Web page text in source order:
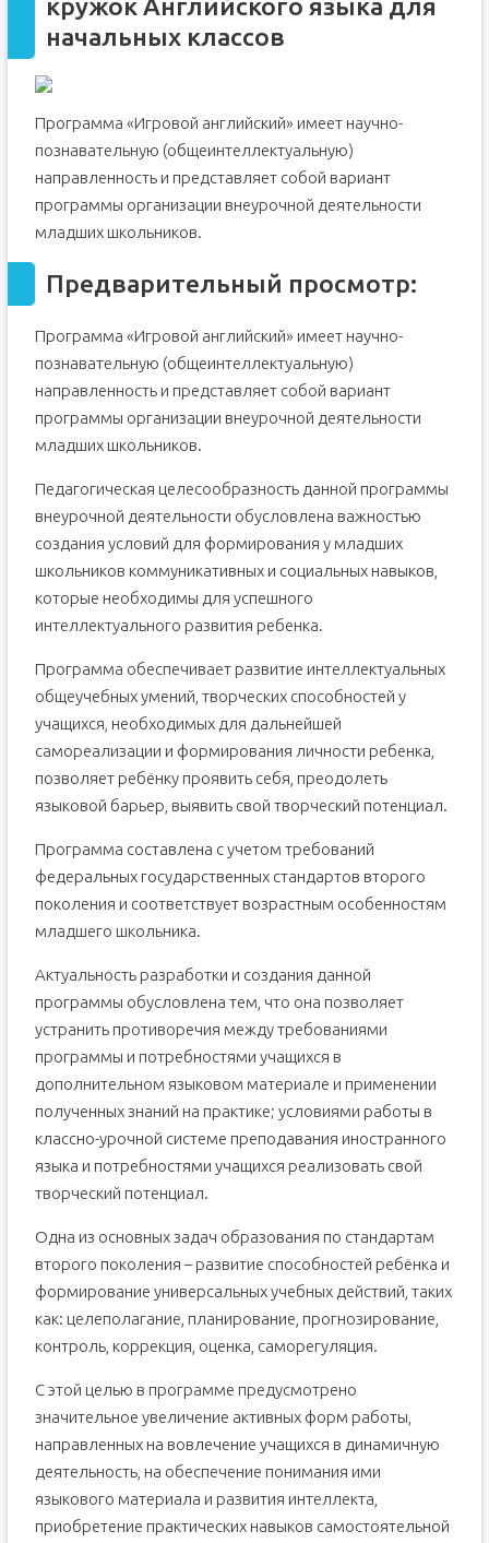
кружок Английского языка для
начальных классов
Программа «Игровой английский» имеет научно-
познавательную (общеинтеллектуальную)
направленность и представляет собой вариант
программы организации внеурочной деятельности
младших школьников.
Предварительный просмотр:
Программа «Игровой английский» имеет научно-
познавательную (общеинтеллектуальную)
направленность и представляет собой вариант
программы организации внеурочной деятельности
младших школьников.
Педагогическая целесообразность данной программы
внеурочной деятельности обусловлена важностью
создания условий для формирования у младших
школьников коммуникативных и социальных навыков,
которые необходимы для успешного
интеллектуального развития ребенка.
Программа обеспечивает развитие интеллектуальных
общеучебных умений, творческих способностей у
учащихся, необходимых для дальнейшей
самореализации и формирования личности ребенка,
позволяет ребёнку проявить себя, преодолеть
языковой барьер, выявить свой творческий потенциал.
Программа составлена с учетом требований
федеральных государственных стандартов второго
поколения и соответствует возрастным особенностям
младшего школьника.
Актуальность разработки и создания данной
программы обусловлена тем, что она позволяет
устранить противоречия между требованиями
программы и потребностями учащихся в
дополнительном языковом материале и применении
полученных знаний на практике; условиями работы в
классно-урочной системе преподавания иностранного
языка и потребностями учащихся реализовать свой
творческий потенциал.
Одна из основных задач образования по стандартам
второго поколения – развитие способностей ребёнка и
формирование универсальных учебных действий, таких
как: целеполагание, планирование, прогнозирование,
контроль, коррекция, оценка, саморегуляция.
С этой целью в программе предусмотрено
значительное увеличение активных форм работы,
направленных на вовлечение учащихся в динамичную
деятельность, на обеспечение понимания ими
языкового материала и развития интеллекта,
приобретение практических навыков самостоятельной